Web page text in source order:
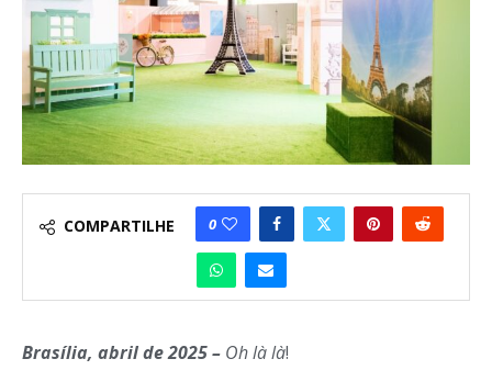
COMPARTILHE 0
Brasília, abril de 2025 – Oh là là!